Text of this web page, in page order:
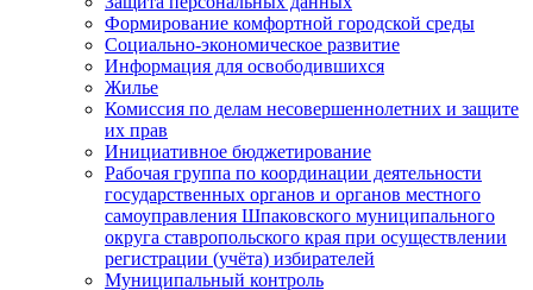
Формирование комфортной городской среды
Социально-экономическое развитие
Информация для освободившихся
Жилье
Комиссия по делам несовершеннолетних и защите
их прав
Инициативное бюджетирование
Рабочая группа по координации деятельности
государственных органов и органов местного
самоуправления Шпаковского муниципального
округа ставропольского края при осуществлении
регистрации (учёта) избирателей
Муниципальный контроль